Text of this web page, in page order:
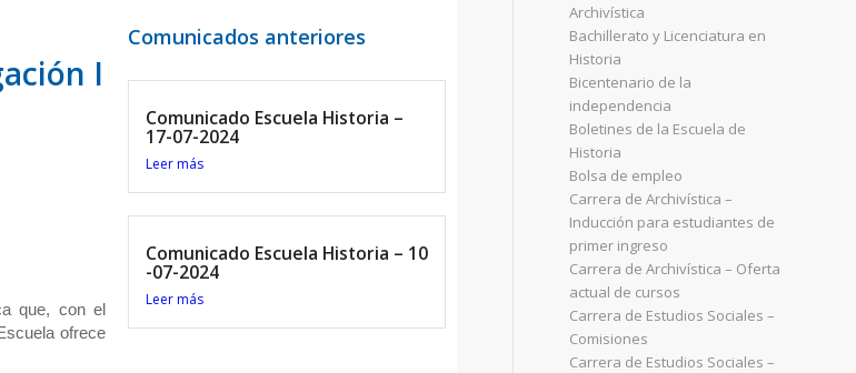
I
que, con el
ofrece
Comunicados anteriores
Comunicado Escuela Historia –
17-07-2024
Leer más
Comunicado Escuela Historia – 10
-07-2024
Leer más
Archivística
Bachillerato y Licenciatura en
Historia
Bicentenario de la
independencia
Boletines de la Escuela de
Historia
Bolsa de empleo
Carrera de Archivística –
Inducción para estudiantes de
primer ingreso
Carrera de Archivística – Oferta
actual de cursos
Carrera de Estudios Sociales –
Comisiones
Carrera de Estudios Sociales –